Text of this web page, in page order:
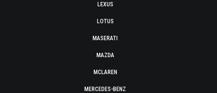
LEXUS
LOTUS
MASERATI
MAZDA
MCLAREN
MERCEDES-BENZ